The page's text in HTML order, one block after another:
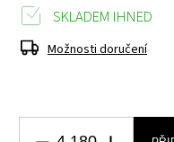
SKLADEM IHNED
Možnosti doručení